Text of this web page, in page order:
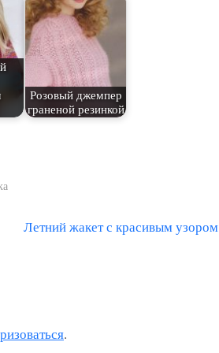
Розовый джемпер
граненой резинкой
С
ю
Летний жакет с красивым узором
.